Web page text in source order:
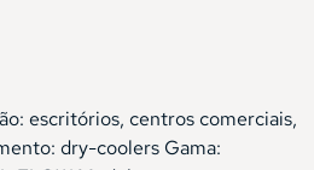
escritórios, centros comerciais,
dry-coolers Gama: